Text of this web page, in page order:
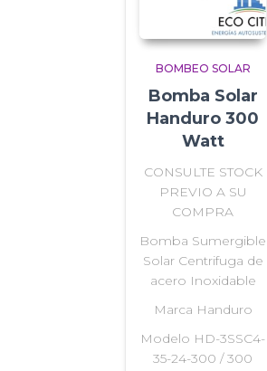
BOMBEO SOLAR
Bomba Solar
Handuro 300
Watt
CONSULTE STOCK
PREVIO A SU
COMPRA
Bomba Sumergible
Solar Centrifuga de
acero Inoxidable
Marca Handuro
Modelo HD-3SSC4-
35-24-300 / 300